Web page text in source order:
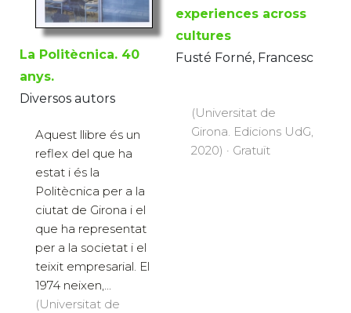
La Politècnica. 40
anys.
Diversos autors
Aquest llibre és un
reflex del que ha
estat i és la
Politècnica per a la
ciutat de Girona i el
que ha representat
per a la societat i el
teixit empresarial. El
1974 neixen,...
(Universitat de
experiences across
cultures
Fusté Forné, Francesc
(Universitat de
Girona. Edicions UdG,
2020) · Gratuït